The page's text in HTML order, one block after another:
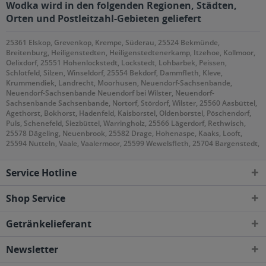
Wodka wird in den folgenden Regionen, Städten,
Orten und Postleitzahl-Gebieten geliefert
25361 Elskop, Grevenkop, Krempe, Süderau, 25524 Bekmünde,
Breitenburg, Heiligenstedten, Heiligenstedtenerkamp, Itzehoe, Kollmoor,
Oelixdorf, 25551 Hohenlockstedt, Lockstedt, Lohbarbek, Peissen,
Schlotfeld, Silzen, Winseldorf, 25554 Bekdorf, Dammfleth, Kleve,
Krummendiek, Landrecht, Moorhusen, Neuendorf-Sachsenbande,
Neuendorf-Sachsenbande Neuendorf bei Wilster, Neuendorf-
Sachsenbande Sachsenbande, Nortorf, Stördorf, Wilster, 25560 Aasbüttel,
Agethorst, Bokhorst, Hadenfeld, Kaisborstel, Oldenborstel, Pöschendorf,
Puls, Schenefeld, Siezbüttel, Warringholz, 25566 Lägerdorf, Rethwisch,
25578 Dägeling, Neuenbrook, 25582 Drage, Hohenaspe, Kaaks, Looft,
25594 Nutteln, Vaale, Vaalermoor, 25599 Wewelsfleth, 25704 Bargenstedt,
Warwerort, Westerdeichstrich, 25797 Wöhrden
Service Hotline
Shop Service
Getränkelieferant
Newsletter